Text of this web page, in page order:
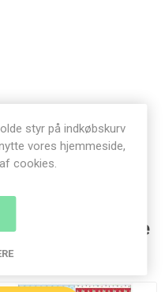
vare købte
styr på indkøbskurv
vores hjemmeside,
cookies.